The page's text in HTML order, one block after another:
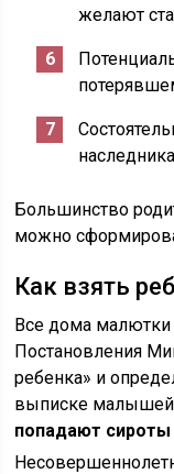
желают
Большинство
можно
Как взять
Все дома малютки
Постановления
ребенка» и
выписке
попадают сироты